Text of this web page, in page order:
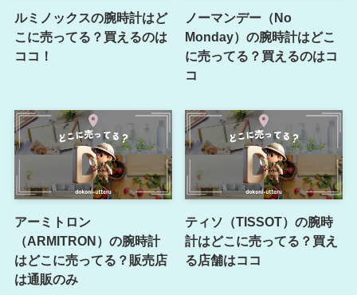
ルミノックスの腕時計はど
こに売ってる？買えるのは
ココ！
ノーマンデー（No
Monday）の腕時計はどこ
に売ってる？買えるのはコ
コ
アーミトロン
（ARMITRON）の腕時計
はどこに売ってる？販売店
は通販のみ
ティソ（TISSOT）の腕時
計はどこに売ってる？買え
る店舗はココ